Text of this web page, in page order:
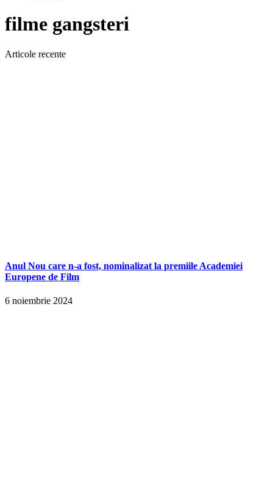
filme gangsteri
Articole recente
Anul Nou care n-a fost, nominalizat la premiile Academiei
Europene de Film
6 noiembrie 2024